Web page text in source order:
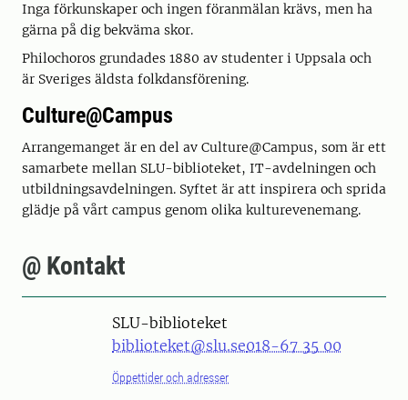
Inga förkunskaper och ingen föranmälan krävs, men ha
gärna på dig bekväma skor.
Philochoros grundades 1880 av studenter i Uppsala och
är Sveriges äldsta folkdansförening.
Culture@Campus
Arrangemanget är en del av Culture@Campus, som är ett
samarbete mellan SLU-biblioteket, IT-avdelningen och
utbildningsavdelningen. Syftet är att inspirera och sprida
glädje på vårt campus genom olika kulturevenemang.
@ Kontakt
SLU-biblioteket
biblioteket@slu.se018-67 35 00
Öppettider och adresser